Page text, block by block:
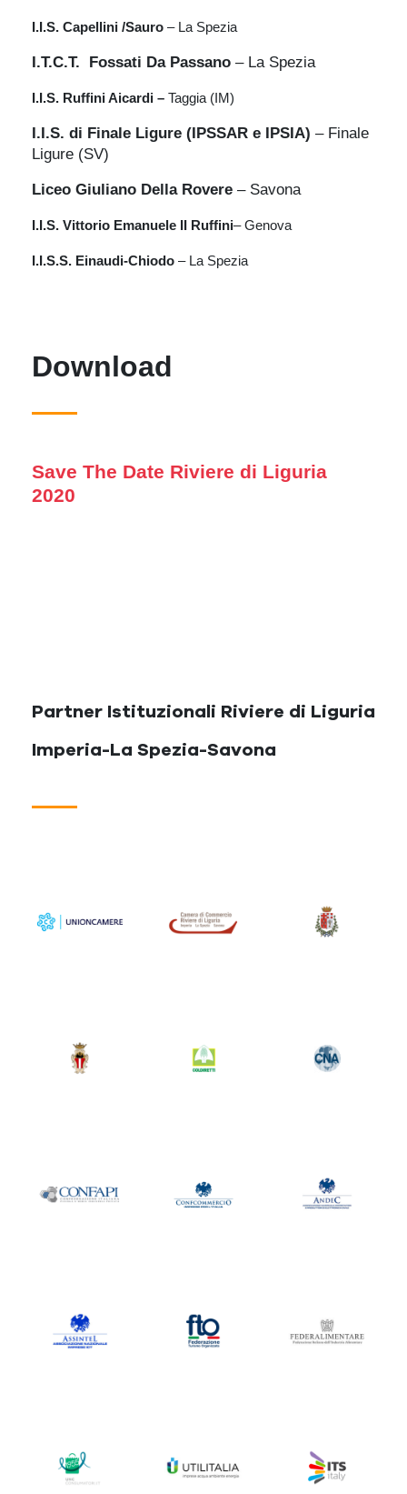
I.I.S. Capellini /Sauro – La Spezia
I.T.C.T. Fossati Da Passano – La Spezia
I.I.S. Ruffini Aicardi – Taggia (IM)
I.I.S. di Finale Ligure (IPSSAR e IPSIA) – Finale
Ligure (SV)
Liceo Giuliano Della Rovere – Savona
I.I.S. Vittorio Emanuele II Ruffini– Genova
I.I.S.S. Einaudi-Chiodo – La Spezia
Download
Save The Date Riviere di Liguria
2020
Partner Istituzionali Riviere di Liguria
Imperia-La Spezia-Savona